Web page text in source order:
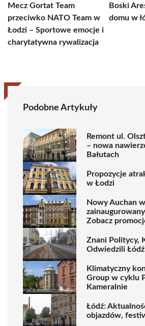
Mecz Gortat Team
przeciwko NATO Team w
Łodzi – Sportowe emocje i
charytatywna rywalizacja
Boski
domu w
Podobne Artykuły
Remont ul.
– nowa
Bałutach
Propozycje
w Łodzi
Nowy Auchan
Zobacz
Znani Politycy,
Odwiedzili
Klimatyczny
Group w cyklu
Kameralnie
Łódź:
objazdów,